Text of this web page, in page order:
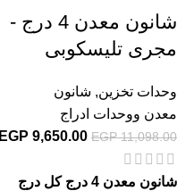
شانون معدن 4 درج -
مجرى تليسكوبى
وحدات تخزين, شانون
معدن ووحدات ادراج
EGP11,098.00
EGP 9,650.00
شانون معدن 4 درج كل درج